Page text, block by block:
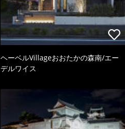
ヘーベルVillageおおたかの森南/エー
デルワイス